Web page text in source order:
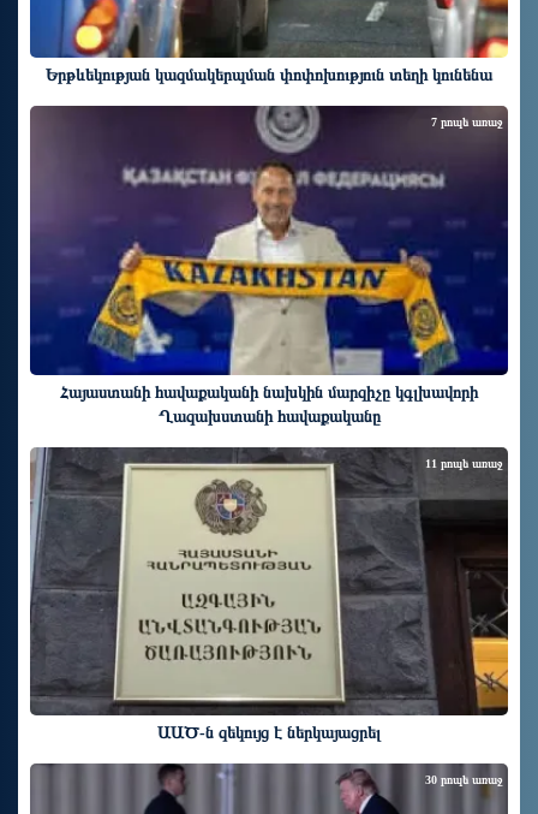
Երթևեկության կազմակերպման փոփոխություն տեղի կունենա
Հայաստանի հավաքականի նախկին մարզիչը կգլխավորի
Ղազախստանի հավաքականը
7 րոպե առաջ
ԱԱԾ-ն զեկույց է ներկայացրել
11 րոպե առաջ
30 րոպե առաջ